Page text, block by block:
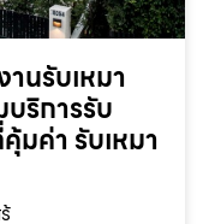
านรับเหมา
ริการรับ
มค่า รับเหมา